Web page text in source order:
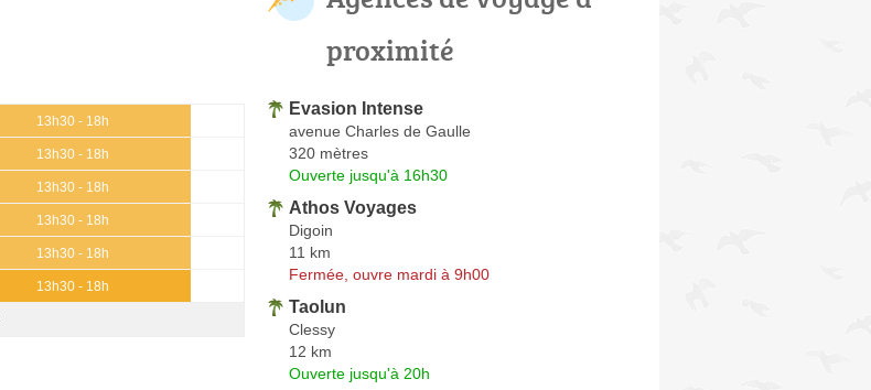
13h30 - 18h
13h30 - 18h
13h30 - 18h
13h30 - 18h
13h30 - 18h
13h30 - 18h
proximité
Evasion Intense
avenue Charles de Gaulle
320 mètres
Ouverte jusqu'à 16h30
Athos Voyages
Digoin
11 km
Fermée, ouvre mardi à 9h00
Taolun
Clessy
12 km
Ouverte jusqu'à 20h